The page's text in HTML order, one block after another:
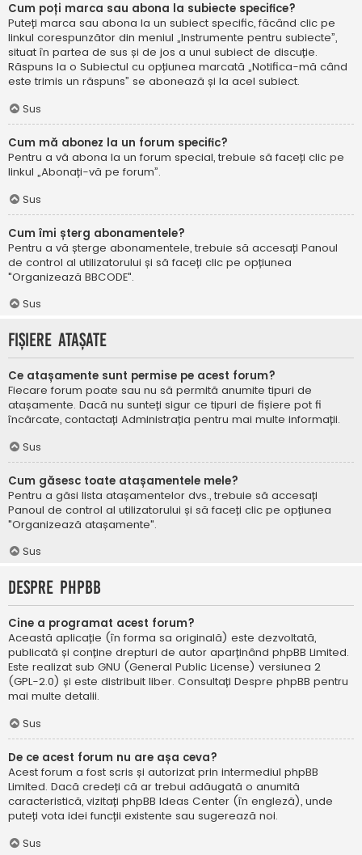
Cum poți marca sau abona la subiecte specifice?
Puteți marca sau abona la un subiect specific, făcând clic pe
linkul corespunzător din meniul „Instrumente pentru subiecte”,
situat în partea de sus și de jos a unui subiect de discuție.
Răspuns la o Subiectul cu opțiunea marcată „Notifica-mă când
este trimis un răspuns” se abonează și la acel subiect.
Sus
Cum mă abonez la un forum specific?
Pentru a vă abona la un forum special, trebuie să faceți clic pe
linkul „Abonați-vă pe forum”.
Sus
Cum îmi șterg abonamentele?
Pentru a vă șterge abonamentele, trebuie să accesați Panoul
de control al utilizatorului și să faceți clic pe opțiunea
"Organizează BBCODE".
Sus
Fișiere atașate
Ce atașamente sunt permise pe acest forum?
Fiecare forum poate sau nu să permită anumite tipuri de
atașamente. Dacă nu sunteți sigur ce tipuri de fișiere pot fi
încărcate, contactați Administrația pentru mai multe informații.
Sus
Cum găsesc toate atașamentele mele?
Pentru a găsi lista atașamentelor dvs., trebuie să accesați
Panoul de control al utilizatorului și să faceți clic pe opțiunea
"Organizează atașamente".
Sus
Despre phpBB
Cine a programat acest forum?
Această aplicație (în forma sa originală) este dezvoltată,
publicată și conține drepturi de autor aparținând phpBB Limited.
Este realizat sub GNU (General Public License) versiunea 2
(GPL-2.0) și este distribuit liber. Consultați Despre phpBB pentru
mai multe detalii.
Sus
De ce acest forum nu are așa ceva?
Acest forum a fost scris și autorizat prin intermediul phpBB
Limited. Dacă credeți că ar trebui adăugată o anumită
caracteristică, vizitați phpBB Ideas Center (în engleză), unde
puteți vota idei funcții existente sau sugerează noi.
Sus